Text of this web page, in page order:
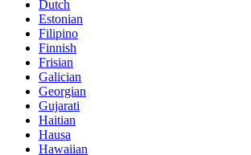
Dutch
Estonian
Filipino
Finnish
Frisian
Galician
Georgian
Gujarati
Haitian
Hausa
Hawaiian